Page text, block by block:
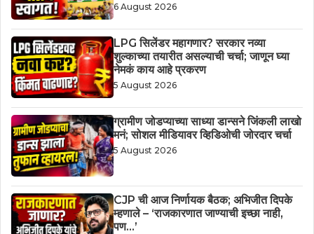
6 August 2026
LPG सिलेंडर महागणार? सरकार नव्या
शुल्काच्या तयारीत असल्याची चर्चा; जाणून घ्या
नेमकं काय आहे प्रकरण
5 August 2026
ग्रामीण जोडप्याच्या साध्या डान्सने जिंकली लाखो
मनं; सोशल मीडियावर व्हिडिओची जोरदार चर्चा
5 August 2026
CJP ची आज निर्णायक बैठक; अभिजीत दिपके
म्हणाले – ‘राजकारणात जाण्याची इच्छा नाही,
पण…’